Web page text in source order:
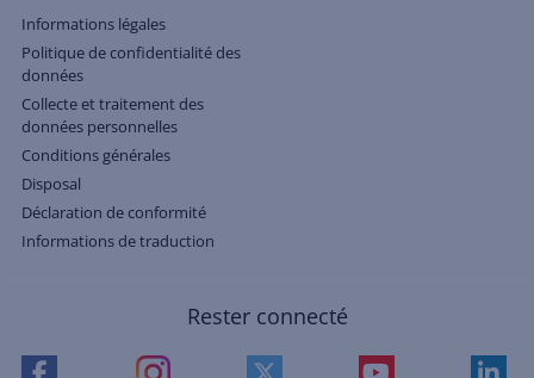
Informations légales
Politique de confidentialité des
données
Collecte et traitement des
données personnelles
Conditions générales
Disposal
Déclaration de conformité
Informations de traduction
Rester connecté